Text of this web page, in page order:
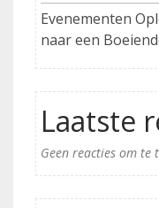
Evenementen
naar een
Laatste
Geen reacties om te